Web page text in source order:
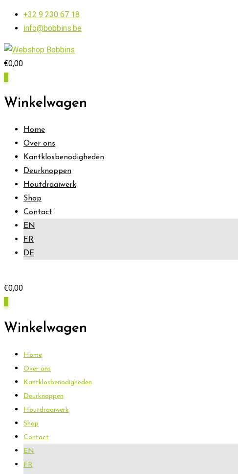
Skip
content
+32 9 230 67 18
info@bobbins.be
€0,00
Winkelwagen
Home
Over ons
Kantklosbenodigheden
Deurknoppen
Houtdraaiwerk
Shop
Contact
EN
FR
DE
€0,00
Winkelwagen
Home
Over ons
Kantklosbenodigheden
Deurknoppen
Houtdraaiwerk
Shop
Contact
EN
FR